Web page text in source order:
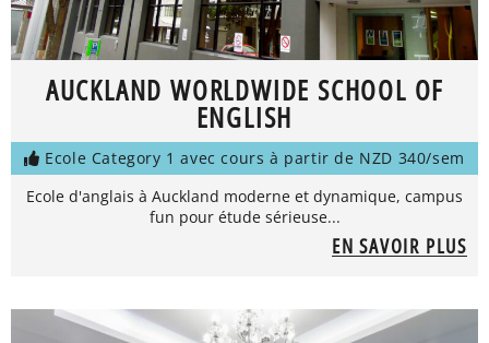
AUCKLAND WORLDWIDE SCHOOL OF
ENGLISH
Ecole Category 1 avec cours à partir de NZD 340/sem
Ecole d'anglais à Auckland moderne et dynamique, campus
fun pour étude sérieuse...
EN SAVOIR PLUS